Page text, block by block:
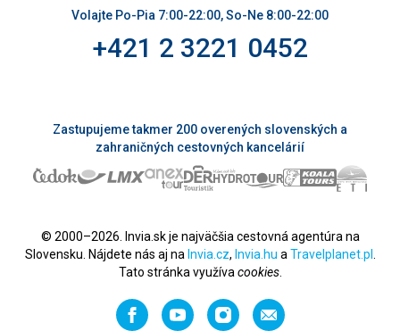
Volajte Po-Pia 7:00-22:00, So-Ne 8:00-22:00
+421 2 3221 0452
Zastupujeme takmer 200 overených slovenských a
zahraničných cestovných kancelárií
© 2000–2026. Invia.sk je najväčšia cestovná agentúra na
Slovensku. Nájdete nás aj na Invia.cz, Invia.hu a Travelplanet.pl
Tato stránka využíva cookies.
FacebookYouTubeInstagramOdporučiť